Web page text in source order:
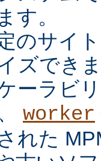
す。
のサイ
ズでき
ーラビ
worker
れた